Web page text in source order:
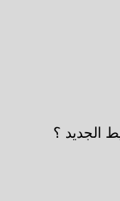
الجديد ؟